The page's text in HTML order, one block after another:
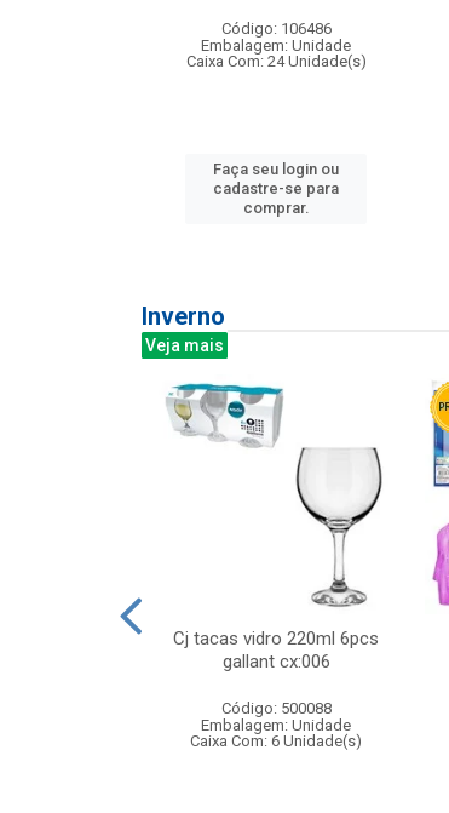
Código: 106486
Embalagem: Unidade
Caixa Com: 24 Unidade(s)
Faça seu login ou
cadastre-se para
comprar.
Inverno
Veja mais
Cj tacas vidro 220ml 6pcs
gallant cx:006
Código: 500088
Embalagem: Unidade
Caixa Com: 6 Unidade(s)